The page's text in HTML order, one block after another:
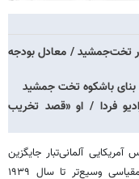
جشن‌های ۲۵۰۰ ساله در تخت‌جمشید / معادل بودجه
بنای باشکوه تخت جمشید
فردا / او «قصد تخریب
آمریکایی آلمانی‌تبار جایگزین
هرتسفلد شد و کاوش‌های تخت جمشید را در مقیاسی وسیع‌تر تا سال ۱۹۳۹